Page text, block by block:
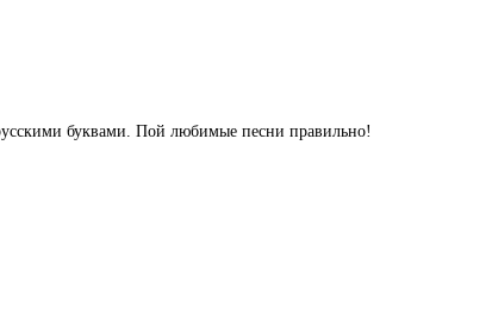
буквами. Пой любимые песни правильно!